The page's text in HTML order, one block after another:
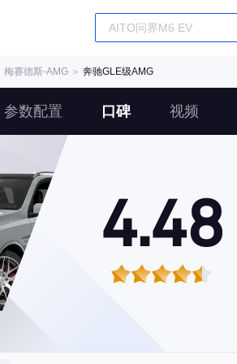
梅赛德斯-AMG ＞ 奔驰GLE级AMG
参数配置 口碑 视频
4.48